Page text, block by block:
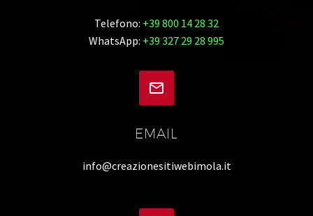
Telefono: +39 800 14 28 32
WhatsApp: +39 327 29 28 995


EMAIL
info@creazionesitiwebimola.it